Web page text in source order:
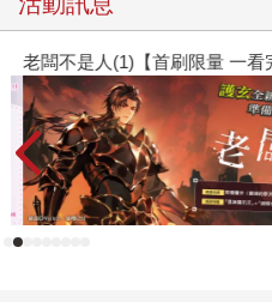
老闆不是人(1)【首刷限量 一看